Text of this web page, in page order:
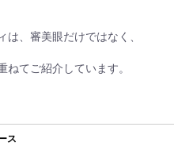
、審美眼だけではなく、
ねてご紹介しています。
ス